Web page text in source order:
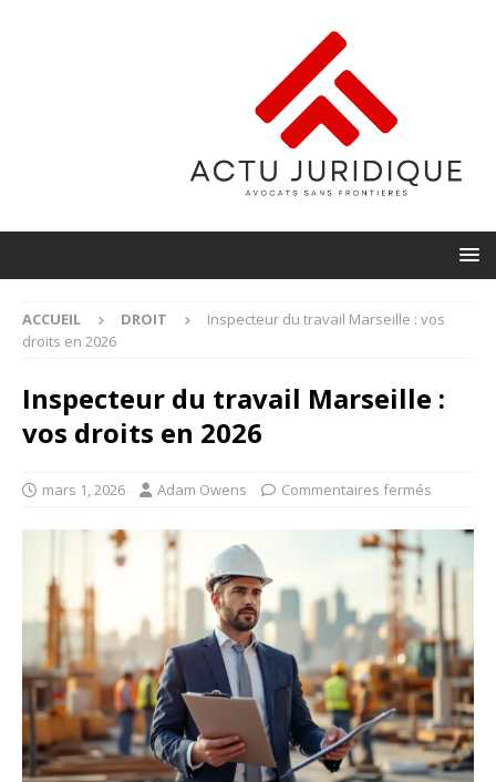
ACCUEIL DROIT
Inspecteur du travail Marseille : vos
droits en 2026
Inspecteur du travail Marseille :
vos droits en 2026
mars 1, 2026 Adam Owens Commentaires fermés